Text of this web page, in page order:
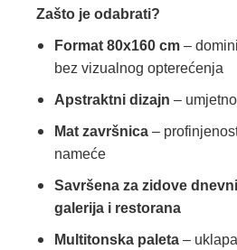
Zašto je odabrati?
Format 80x160 cm –
bez vizualnog opterećenja
Apstraktni dizajn –
Mat završnica –
nameće
Savršena za zidove
galerija i restorana
Multitonska paleta –